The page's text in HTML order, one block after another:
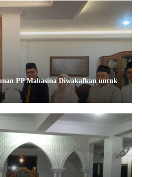
PP Mahasina Diwakafkan untuk